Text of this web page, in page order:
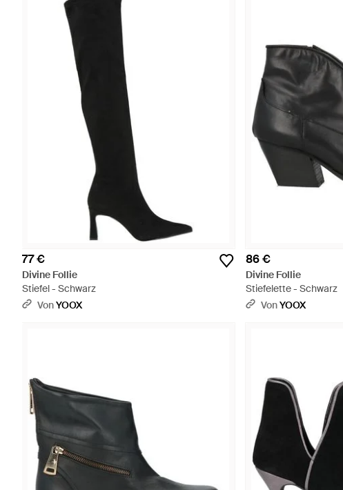
77 €
Divine Follie
Stiefel - Schwarz
VonYOOX
86 €
Divine Follie
Stiefelette - Schwarz
VonYOOX